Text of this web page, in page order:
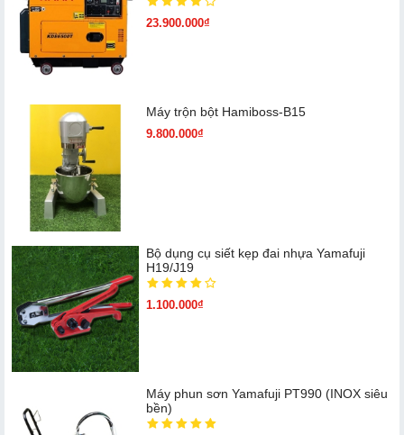
23.900.000₫
Máy trộn bột Hamiboss-B15
9.800.000₫
Bộ dụng cụ siết kẹp đai nhựa Yamafuji
H19/J19
1.100.000₫
Máy phun sơn Yamafuji PT990 (INOX siêu
bền)